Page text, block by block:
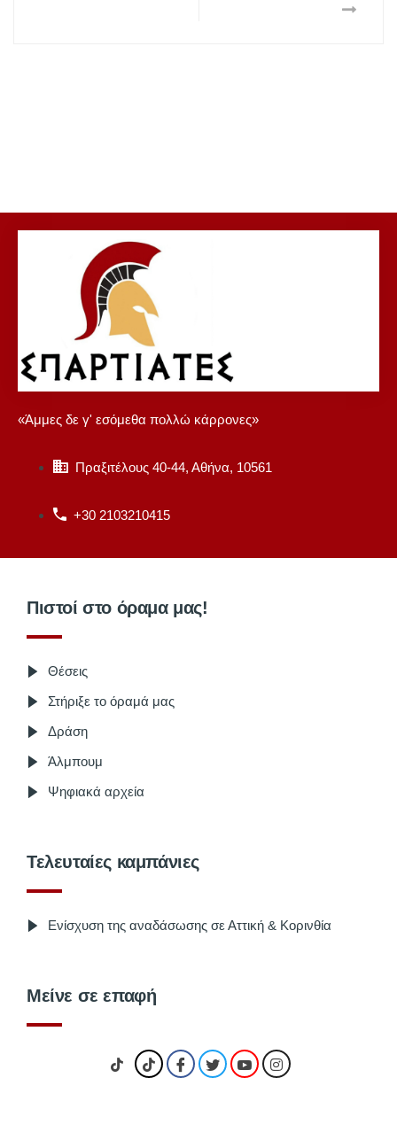
«Άμμες δε γ' εσόμεθα πολλώ κάρρονες»
Πραξιτέλους 40-44, Αθήνα, 10561
+30 2103210415
Πιστοί στο όραμα μας!
Θέσεις
Στήριξε το όραμά μας
Δράση
Άλμπουμ
Ψηφιακά αρχεία
Τελευταίες καμπάνιες
Ενίσχυση της αναδάσωσης σε Αττική & Κορινθία
Μείνε σε επαφή